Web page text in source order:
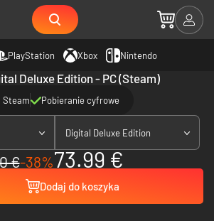
PlayStation Xbox Nintendo
Deluxe Edition - PC (Steam)
Steam Pobieranie cyfrowe
Digital Deluxe Edition
€-38%73.99 €
Dodaj do koszyka